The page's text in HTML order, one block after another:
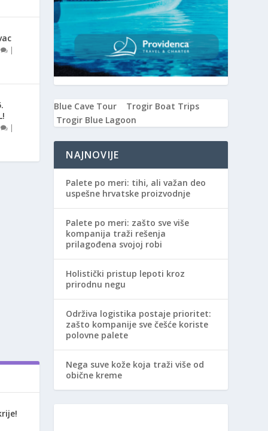
|
|
Blue Cave Tour
Trogir Boat Trips
Trogir Blue Lagoon
NAJNOVIJE
Palete po meri: tihi, ali važan deo
uspešne hrvatske proizvodnje
Palete po meri: zašto sve više
kompanija traži rešenja
prilagođena svojoj robi
Holistički pristup lepoti kroz
prirodnu negu
Održiva logistika postaje prioritet:
zašto kompanije sve češće koriste
polovne palete
Nega suve kože koja traži više od
obične kreme